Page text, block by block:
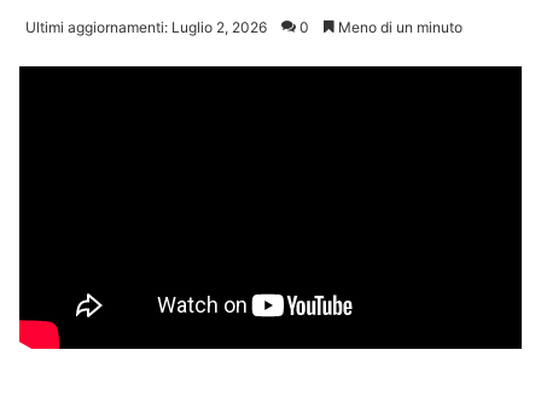
Ultimi aggiornamenti: Luglio 2, 2026 0 Meno di un minuto